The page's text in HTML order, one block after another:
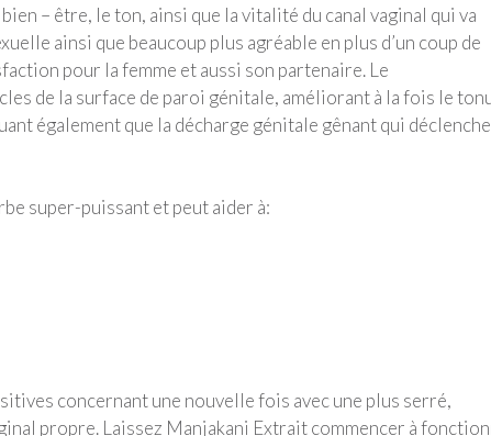
– être, le ton, ainsi que la vitalité du canal vaginal qui va
ainsi que beaucoup plus agréable en plus d’un coup de
pour la femme et aussi son partenaire. Le
de la surface de paroi génitale, améliorant à la fois le
également que la décharge génitale gênant qui déclenche
super-puissant et peut aider à:
concernant une nouvelle fois avec une plus serré,
propre. Laissez Manjakani Extrait commencer à